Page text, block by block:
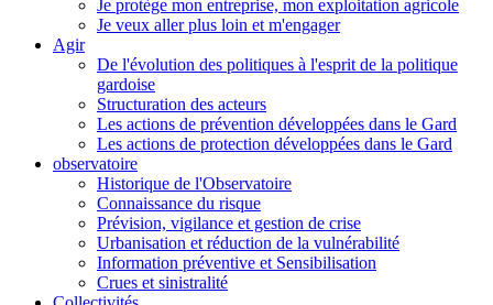
Je protège mon entreprise, mon exploitation agricole
Je veux aller plus loin et m'engager
Agir
De l'évolution des politiques à l'esprit de la politique
gardoise
Structuration des acteurs
Les actions de prévention développées dans le Gard
Les actions de protection développées dans le Gard
observatoire
Historique de l'Observatoire
Connaissance du risque
Prévision, vigilance et gestion de crise
Urbanisation et réduction de la vulnérabilité
Information préventive et Sensibilisation
Crues et sinistralité